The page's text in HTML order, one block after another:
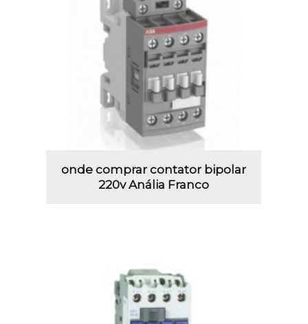
onde comprar contator bipolar
220v Anália Franco